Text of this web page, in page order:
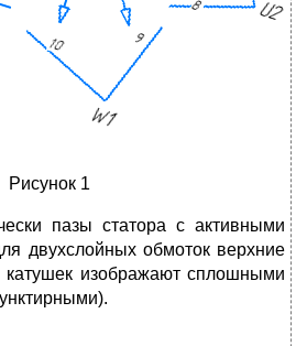
Рисунок 1
пазы статора с активными
двухслойных обмоток верхние
катушек изображают сплошными